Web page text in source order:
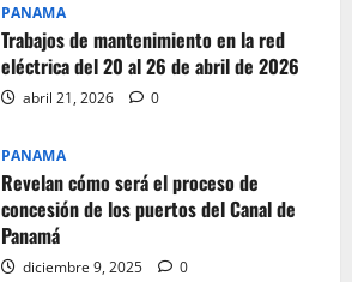
PANAMA
Trabajos de mantenimiento en la red
eléctrica del 20 al 26 de abril de 2026
abril 21, 2026 0
PANAMA
Revelan cómo será el proceso de
concesión de los puertos del Canal de
Panamá
diciembre 9, 2025 0